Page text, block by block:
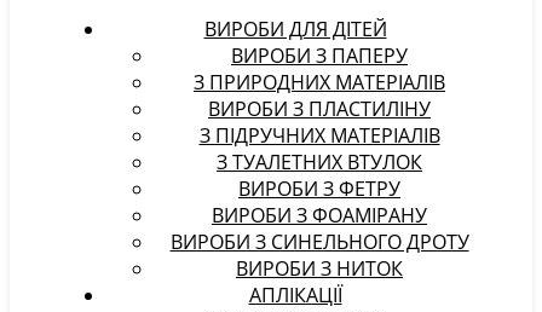
ВИРОБИ ДЛЯ ДІТЕЙ
ВИРОБИ З ПАПЕРУ
З ПРИРОДНИХ МАТЕРІАЛІВ
ВИРОБИ З ПЛАСТИЛІНУ
З ПІДРУЧНИХ МАТЕРІАЛІВ
З ТУАЛЕТНИХ ВТУЛОК
ВИРОБИ З ФЕТРУ
ВИРОБИ З ФОАМІРАНУ
ВИРОБИ З СИНЕЛЬНОГО ДРОТУ
ВИРОБИ З НИТОК
АПЛІКАЦІЇ